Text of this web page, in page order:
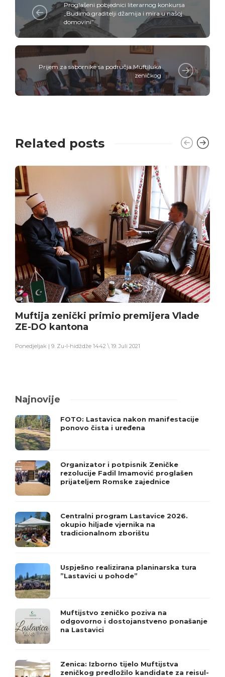
Proglašeni pobjednici literarnog konkursa
„Budimo graditelji džamija i mira u našoj
domovini”
Prijem za sabornike sa područja Muftiluka
zeničkog
Related posts
Muftija zenički primio premijera Vlade
ZE-DO kantona
Ponedjeljak | 9. Zu-l-hidždže 1442 \ 19. Juli 2021
Najnovije
FOTO: Lastavica nakon manifestacije
ponovo čista i uređena
Organizator i potpisnik Zeničke
rezolucije Fadil Imamović proglašen
prijateljem Romske zajednice
Centralni program Lastavice 2026.
okupio hiljade vjernika na
tradicionalnom zborištu
Uspješno realizirana planinarska tura
”Lastavici u pohode”
Muftijstvo zeničko poziva na
odgovorno i dostojanstveno ponašanje
na Lastavici
Zenica: Izborno tijelo Muftijstva
zeničkog predložilo kandidate za reisul-